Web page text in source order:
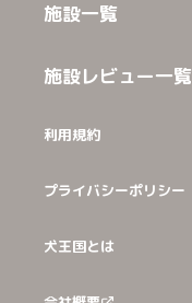
施設一覧
施設レビュー一覧
利用規約
プライバシーポリシー
犬王国とは